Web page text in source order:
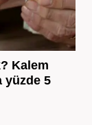
Kalem
yüzde 5